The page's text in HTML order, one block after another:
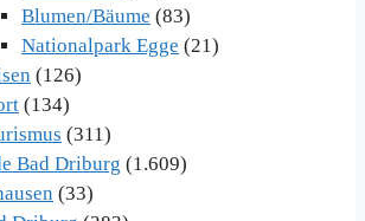
Blumen/Bäume (83)
Nationalpark Egge (21)
(126)
(134)
(311)
Bad Driburg (1.609)
(33)